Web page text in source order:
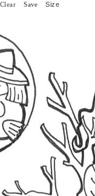
Clear Save Size